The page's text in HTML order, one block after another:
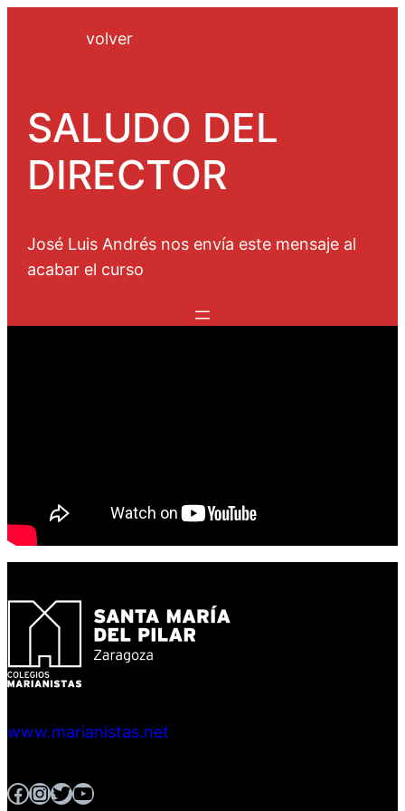
volver
SALUDO DEL
DIRECTOR
José Luis Andrés nos envía este mensaje al
acabar el curso
www.marianistas.net
Facebook InstagramTwitter YouTube